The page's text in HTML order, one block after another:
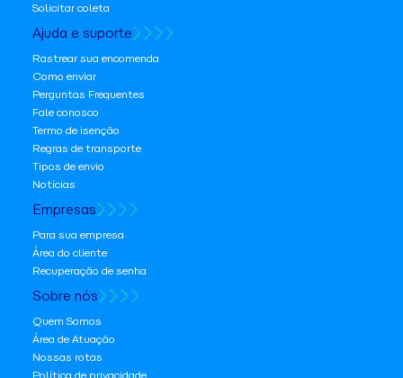
Solicitar coleta
Ajuda e suporte
Rastrear sua encomenda
Como enviar
Perguntas Frequentes
Fale conosco
Termo de isenção
Regras de transporte
Tipos de envio
Notícias
Empresas
Para sua empresa
Área do cliente
Recuperação de senha
Sobre nós
Quem Somos
Área de Atuação
Nossas rotas
Política de privacidade